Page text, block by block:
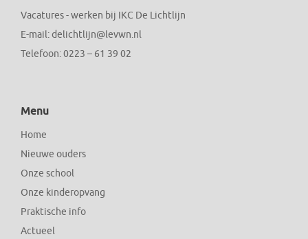
Vacatures - werken bij IKC De Lichtlijn
E-mail:delichtlijn@levwn.nl
Telefoon:0223 – 61 39 02
Menu
Home
Nieuwe ouders
Onze school
Onze kinderopvang
Praktische info
Actueel